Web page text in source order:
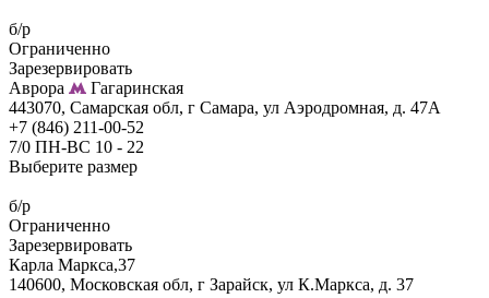
б/р
Ограниченно
Зарезервировать
Аврора
Гагаринская
443070, Самарская обл, г Самара, ул Аэродромная, д. 47А
+7 (846) 211-00-52
7/0 ПН-ВС 10 - 22
Выберите размер
б/р
Ограниченно
Зарезервировать
Карла Маркса,37
140600, Московская обл, г Зарайск, ул К.Маркса, д. 37